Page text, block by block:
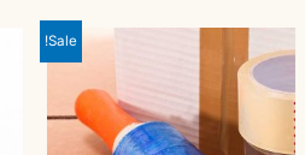
Sale!